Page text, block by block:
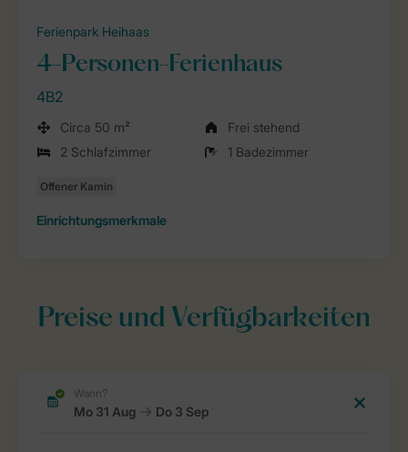
Ferienpark Heihaas
4-Personen-Ferienhaus
4B2
Circa 50 m²
Frei stehend
2 Schlafzimmer
1 Badezimmer
Einrichtungsmerkmale
Preise und Verfügbarkeiten